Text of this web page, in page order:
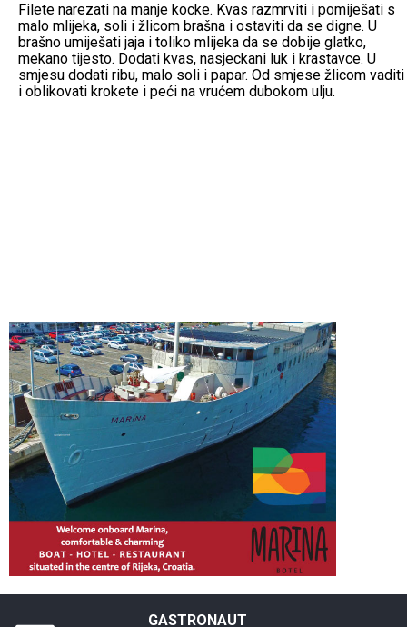
Filete narezati na manje kocke. Kvas razmrviti i pomiješati s
malo mlijeka, soli i žlicom brašna i ostaviti da se digne. U
brašno umiješati jaja i toliko mlijeka da se dobije glatko,
mekano tijesto. Dodati kvas, nasjeckani luk i krastavce. U
smjesu dodati ribu, malo soli i papar. Od smjese žlicom vaditi
i oblikovati krokete i peći na vrućem dubokom ulju.
GASTRONAUT